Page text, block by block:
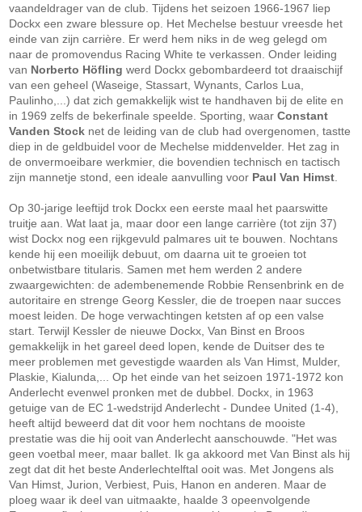
vaandeldrager van de club. Tijdens het seizoen 1966-1967 liep
Dockx een zware blessure op. Het Mechelse bestuur vreesde het
einde van zijn carrière. Er werd hem niks in de weg gelegd om
naar de promovendus Racing White te verkassen. Onder leiding
van Norberto Höfling werd Dockx gebombardeerd tot draaischijf
van een geheel (Waseige, Stassart, Wynants, Carlos Lua,
Paulinho,...) dat zich gemakkelijk wist te handhaven bij de elite en
in 1969 zelfs de bekerfinale speelde. Sporting, waarConstant
Vanden Stock net de leiding van de club had overgenomen, tastte
diep in de geldbuidel voor de Mechelse middenvelder. Het zag in
de onvermoeibare werkmier, die bovendien technisch en tactisch
zijn mannetje stond, een ideale aanvulling voor Paul Van Himst
Op 30-jarige leeftijd trok Dockx een eerste maal het paarswitte
truitje aan. Wat laat ja, maar door een lange carrière (tot zijn 37)
wist Dockx nog een rijkgevuld palmares uit te bouwen. Nochtans
kende hij een moeilijk debuut, om daarna uit te groeien tot
onbetwistbare titularis. Samen met hem werden 2 andere
zwaargewichten: de adembenemende Robbie Rensenbrink en de
autoritaire en strenge Georg Kessler, die de troepen naar succes
moest leiden. De hoge verwachtingen ketsten af op een valse
start. Terwijl Kessler de nieuwe Dockx, Van Binst en Broos
gemakkelijk in het gareel deed lopen, kende de Duitser des te
meer problemen met gevestigde waarden als Van Himst, Mulder,
Plaskie, Kialunda,... Op het einde van het seizoen 1971-1972 kon
Anderlecht evenwel pronken met de dubbel. Dockx, in 1963
getuige van de EC 1-wedstrijd Anderlecht - Dundee United (1-4),
heeft altijd beweerd dat dit voor hem nochtans de mooiste
prestatie was die hij ooit van Anderlecht aanschouwde. "Het was
geen voetbal meer, maar ballet. Ik ga akkoord met Van Binst als hij
zegt dat dit het beste Anderlechtelftal ooit was. Met Jongens als
Van Himst, Jurion, Verbiest, Puis, Hanon en anderen. Maar de
ploeg waar ik deel van uitmaakte, haalde 3 opeenvolgende